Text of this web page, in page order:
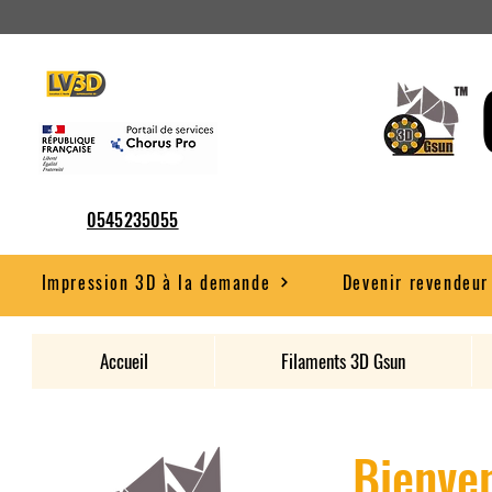
0545235055
Impression 3D à la demande Devenir revendeur
Accueil Filaments 3D Gsun